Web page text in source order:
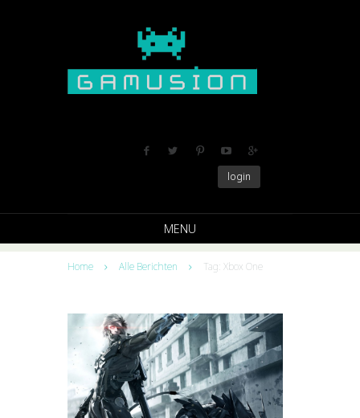
login
MENU
Home Alle Berichten Tag: Xbox One